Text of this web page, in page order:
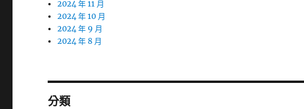
2024 年 11 月
2024 年 10 月
2024 年 9 月
2024 年 8 月
分類